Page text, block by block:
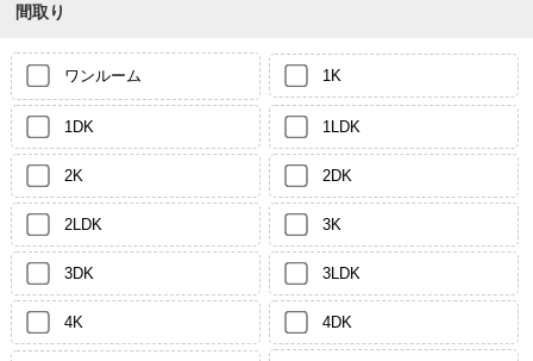
間取り
ワンルーム 1K
1DK 1LDK
2K 2DK
2LDK 3K
3DK 3LDK
4K 4DK